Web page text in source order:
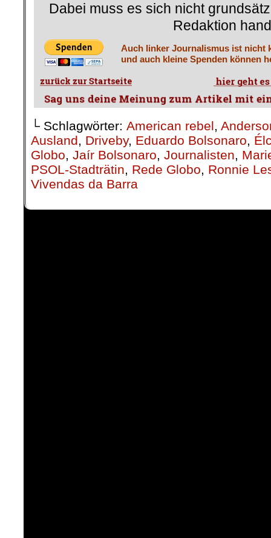
Dabei muss es sich nicht
Redaktion
Auch linker Journalismus ist nicht
und auch kleine Spenden können
└ Schlagwörter: American rebel,
Ausland, Driveby, Eduardo Bolsonaro,
Globo, Jaír Bolsonaro, Journalisten,
PSOL-Stadträtin, Rede Globo, Ronnie
Vivendas da Barra